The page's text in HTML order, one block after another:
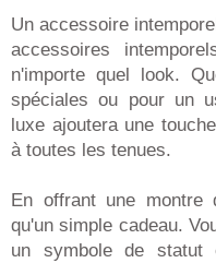
Un accessoire
accessoires
n'importe quel look.
spéciales ou pour un
luxe ajoutera une
à toutes les tenues.
En offrant une
qu'un simple cadeau.
un symbole de statut